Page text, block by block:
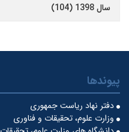
سال 1398 (104)
پیوندها
دفتر نهاد ریاست جمهوری
وزارت علوم، تحقیقات و فناوری